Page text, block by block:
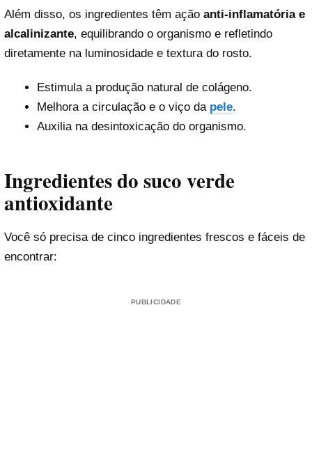
Além disso, os ingredientes têm ação anti-inflamatória e
alcalinizante, equilibrando o organismo e refletindo
diretamente na luminosidade e textura do rosto.
Estimula a produção natural de colágeno.
Melhora a circulação e o viço da pele.
Auxilia na desintoxicação do organismo.
Ingredientes do suco verde
antioxidante
Você só precisa de cinco ingredientes frescos e fáceis de
encontrar:
PUBLICIDADE